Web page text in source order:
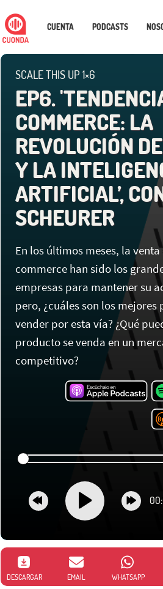
CUENTA PODCASTS
SCALE THIS UP 1×6
EP6.
COMMERCE: LA
REVOLUCIÓN
Y LA
ARTIFICIAL’,
SCHEURER
En los últimos meses, la
commerce han sido los
empresas para mantener su
pero, ¿cuáles son los
vender por esta vía? ¿Qué
producto se venda en un
competitivo?
DESCARGAR EMAIL WHATSAPP